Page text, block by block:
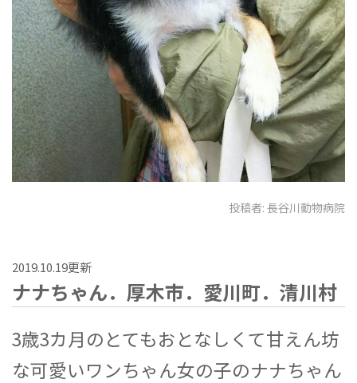
投稿者: 長谷川動物病院
2019.10.19更新
ナナちゃん．厚木市．愛川町．清川村
3歳3カ月のとてもおとなしくて甘えん坊
な可愛いワンちゃん女の子のナナちゃん